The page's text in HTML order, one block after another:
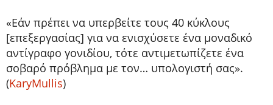
«Εάν πρέπει να υπερβείτε τους 40 κύκλους
[επεξεργασίας] για να ενισχύσετε ένα μοναδικό
αντίγραφο γονιδίου, τότε αντιμετωπίζετε ένα
σοβαρό πρόβλημα με τον… υπολογιστή σας».
(KaryMullis)